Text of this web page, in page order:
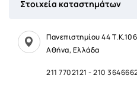
Στοιχεία καταστημάτων
Πανεπιστημίου 44
Αθήνα, Ελλάδα
211 7702121 -210